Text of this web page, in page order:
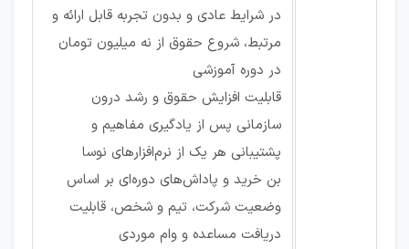
در شرایط عادی و بدون تجربه قابل ارائه و
مرتبط، شروع حقوق از نه میلیون تومان
در دوره آموزشی
قابلیت افزایش حقوق و رشد درون
سازمانی پس از یادگیری مفاهیم و
پشتیبانی هر یک از نرم‌افزار‌های نوسا
بن خرید و پاداش‌های دوره‌ای بر اساس
وضعیت شرکت، تیم و شخص، قابلیت
دریافت مساعده و وام موردی